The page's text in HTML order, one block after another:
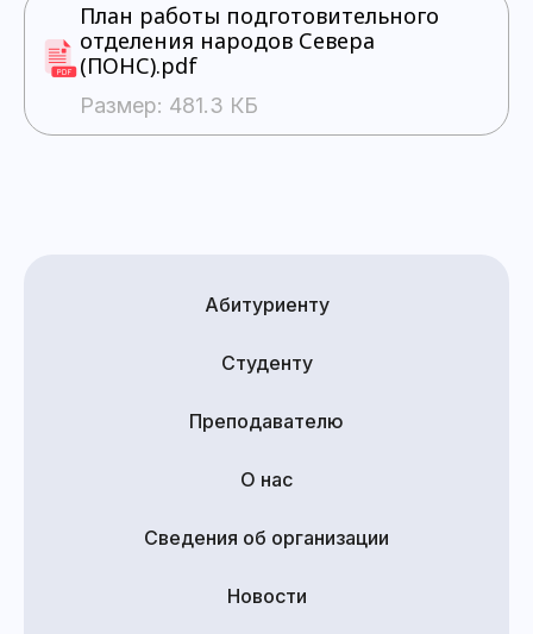
План работы подготовительного
отделения народов Севера
(ПОНС).pdf
Размер: 481.3 КБ
Абитуриенту
Студенту
Преподавателю
О нас
Сведения об организации
Новости